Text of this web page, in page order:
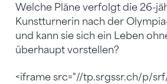
Welche Pläne verfolgt die 26-
Kunstturnerin nach der
und kann sie sich ein Leben
überhaupt vorstellen?
<iframe src="//tp.srgssr.ch/p/